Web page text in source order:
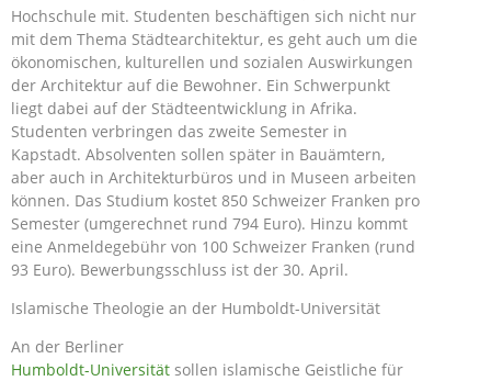
Hochschule mit. Studenten beschäftigen sich nicht nur
mit dem Thema Städtearchitektur, es geht auch um die
ökonomischen, kulturellen und sozialen Auswirkungen
der Architektur auf die Bewohner. Ein Schwerpunkt
liegt dabei auf der Städteentwicklung in Afrika.
Studenten verbringen das zweite Semester in
Kapstadt. Absolventen sollen später in Bauämtern,
aber auch in Architekturbüros und in Museen arbeiten
können. Das Studium kostet 850 Schweizer Franken pro
Semester (umgerechnet rund 794 Euro). Hinzu kommt
eine Anmeldegebühr von 100 Schweizer Franken (rund
93 Euro). Bewerbungsschluss ist der 30. April.
Islamische Theologie an der Humboldt-Universität
An der Berliner
Humboldt-Universität sollen islamische Geistliche für